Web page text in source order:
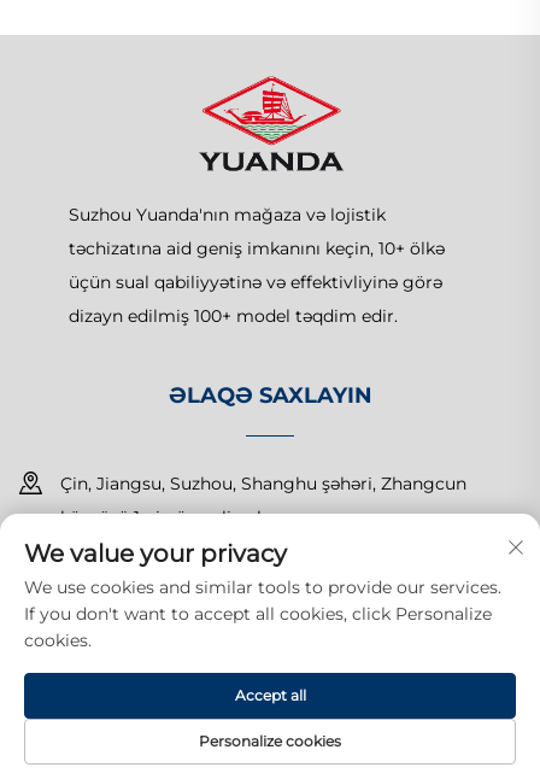
Suzhou Yuanda'nın mağaza və lojistik
təchizatına aid geniş imkanını keçin, 10+ ölkə
üçün sual qabiliyyətinə və effektivliyinə görə
dizayn edilmiş 100+ model təqdim edir.
ƏLAQƏ SAXLAYIN
Çin, Jiangsu, Suzhou, Shanghu şəhəri, Zhangcun
körpüsü 1-ci nömrəli yol
+86-15150179453
[email protected]
Hüquqlar qorunur © 2025 Suzhou Yuanda Commercial
Products Co., Ltd. Bütün hüquqlar qorunur. Məxfilik siyasəti
We value your privacy
We use cookies and similar tools to provide our services.
If you don't want to accept all cookies, click Personalize
cookies.
Personalize cookies
Accept all